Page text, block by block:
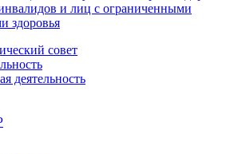
и лиц с ограниченными
здоровья
совет
деятельность